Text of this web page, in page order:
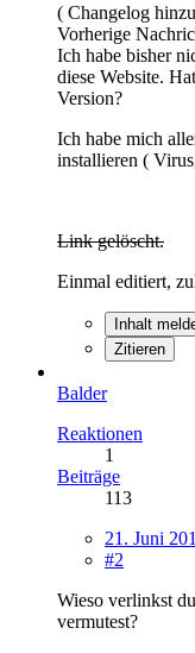
( Changelog
Vorherige
Ich habe bisher
diese Website.
Version?
Ich habe mich
installieren (
Link gelöscht.
Einmal editiert,
Inhalt
Zitieren
Balder
Reaktionen
1
Beiträge
113
21. Juni
#2
Wieso verlinkst
vermutest?